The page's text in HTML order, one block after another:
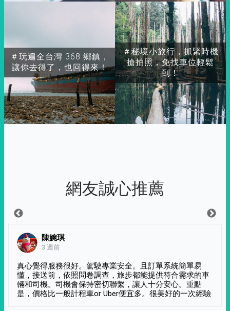
＃玩遍全台灣 368 鄉鎮，
讓你去得了，也回得來！
＃秘境小旅行，抓緊時機
搶拍照，免找車位輕鬆
到！
網友誠心推薦
陳婉琪
3 週前
真心覺得服務很好。駕駛專業安全。且訂單系統簡單易
懂，接送前，依照問卷調查，旅步都能提供符合需求的車
輛和司機。司機會保持密切聯繫，讓人十分安心。重點
是，價格比一般計程車or Uber便宜多。很美好的一次經驗